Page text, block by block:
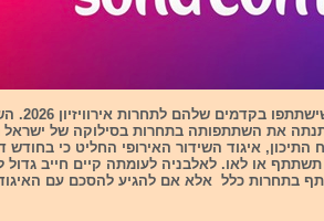
ספרד
את השתתפותה בתחרות בסילוקה של
איגוד השידור האירופי החליט כי בחודש
או לאו. לאלבניה לעומתה קיים חייב גדול
בתחרות כלל אלא אם להגיע להסכם עם